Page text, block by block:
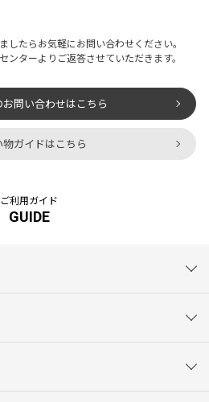
したらお気軽にお問い合わせください。
ンターよりご返答させていただきます。
お問い合わせはこちら
物ガイドはこちら
ご利用ガイド
GUIDE